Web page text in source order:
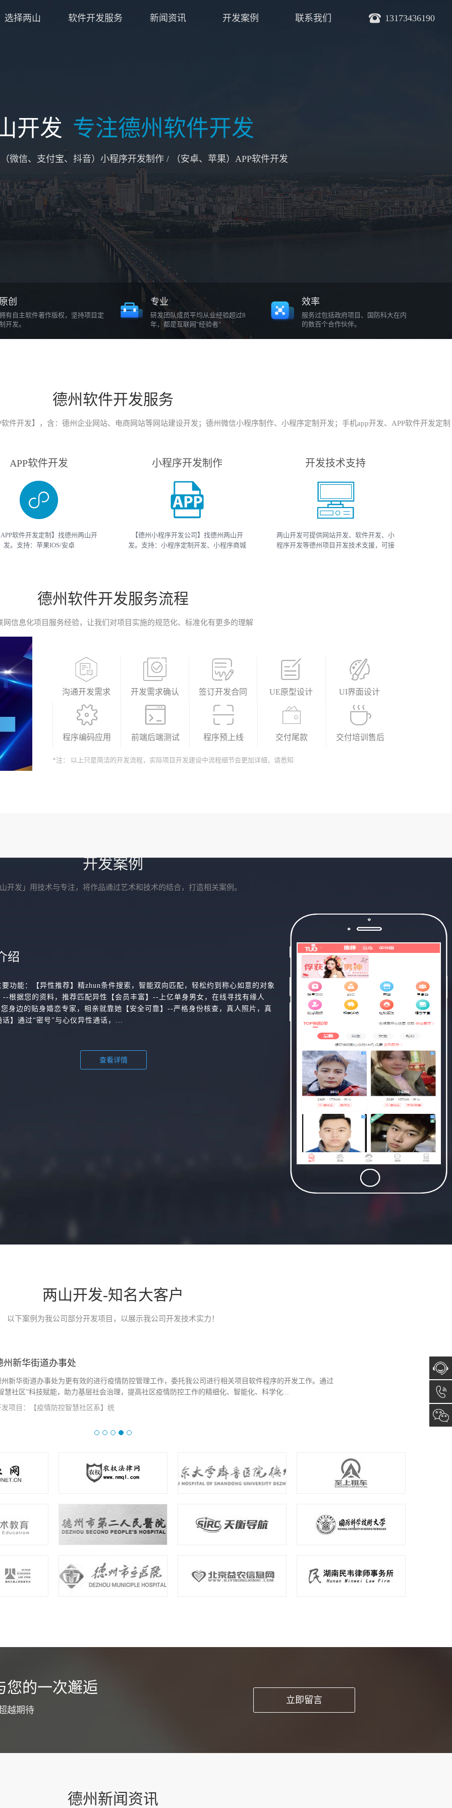
13173436190
选择两山 软件开发服务 新闻资讯 开发案例 联系我们
开发 专注德州软件开发
微信、支付宝、抖音）小程序开发制作 / （安卓、苹果）APP软件开发
创
有自主软件著作版权，坚持项目定
开发。
专业
研发团队成员平均从业经验超过8
年，都是互联网"经验者"
效率
服务过包括政府项目、国防科大在内
的数百个合作伙伴。
德州软件开发服务
件开发】，含：德州企业网站、电商网站等网站建设开发；德州微信小程序制作、小程序定制开发；手机app开发、APP软件开发定制
APP软件开发
软件开发定制】找德州两山开
发。支持：苹果IOS/安卓
小程序开发制作
【德州小程序开发公司】找德州两山开
发。支持：小程序定制开发、小程序商城
开发技术支持
两山开发可提供网站开发、软件开发、小
程序开发等德州项目开发技术支援，可接
德州软件开发服务流程
网信息化项目服务经验，让我们对项目实施的规范化、标准化有更多的理解
沟通开发需求 开发需求确认 签订开发合同 UE原型设计 UI界面设计
程序编码应用 前端后端测试 程序预上线 交付尾款 交付培训售后
*注： 以上只是简洁的开发流程，实际项目开发建设中流程细节会更加详细，请悉知
开发案例
开发」用技术与专注，将作品通过艺术和技术的结合，打造相关案例。
绍
功能：【异性推荐】精zhun条件搜索，智能双向匹配，轻松约到称心如意的对象
--根据您的资料，推荐匹配异性【会员丰富】--上亿单身男女，在线寻找有缘人
身边的贴身婚恋专家，相亲就靠她【安全可靠】--严格身份核查，真人照片，真
】通过“密号”与心仪异性通话，...
查看详情
查看详情
优化工作职能，同时提高广大客户服务体验，通常都会选择货运app开发这种方
，目的就是为了节省整个工作流程成本投入，降低工作压力，同时能提高工作品
为了确保整个开发过程更为专业和顺利，建议明确下面这些具体要求和细节。1、
两山开发-知名大客户
以下案例为我公司部分开发项目，以展示我公司开发技术实力！
州新华街道办事处
州新华街道办事处为更有效的进行疫情防控管理工作，委托我公司进行相关项目软件程序的开发工作。通过
慧社区”科技赋能，助力基层社会治理，提高社区疫情防控工作的精细化、智能化、科学化...
发项目：【疫情防控智慧社区系】统
您的一次邂逅
越期待
立即留言
德州新闻资讯
在线咨
询